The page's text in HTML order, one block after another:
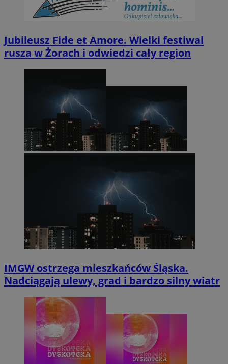
Jubileusz Fide et Amore. Wielki festiwal
rusza w Żorach i odwiedzi cały region
IMGW ostrzega mieszkańców Śląska.
Nadciągają ulewy, grad i bardzo silny wiatr